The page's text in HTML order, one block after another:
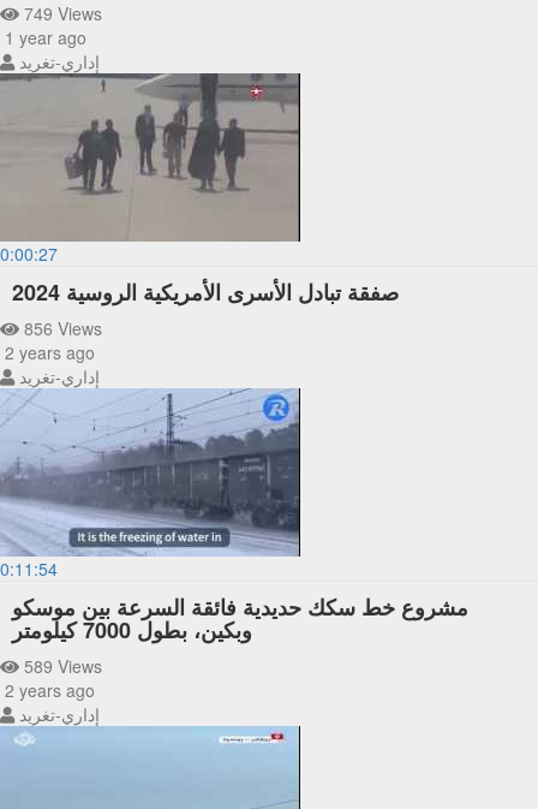
749 Views
1 year ago
إداري-تغريد
0:00:27
صفقة تبادل الأسرى الأمريكية الروسية 2024
856 Views
2 years ago
إداري-تغريد
0:11:54
مشروع خط سكك حديدية فائقة السرعة بين موسكو
وبكين، بطول 7000 كيلومتر
589 Views
2 years ago
إداري-تغريد